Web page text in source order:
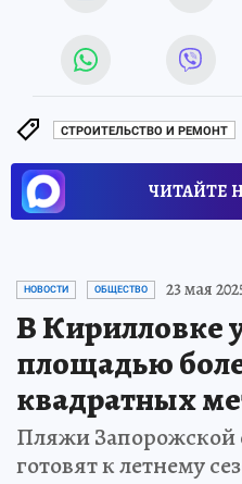
СТРОИТЕЛЬСТВО И РЕМОНТ
ЧИТАЙТЕ
НОВОСТИ ОБЩЕСТВО 23 мая
В Кирилловке
площадью
квадратных
Пляжи Запорожской
готовят к летнему